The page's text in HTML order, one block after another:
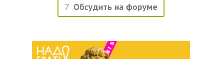
7 Обсудить на форуме